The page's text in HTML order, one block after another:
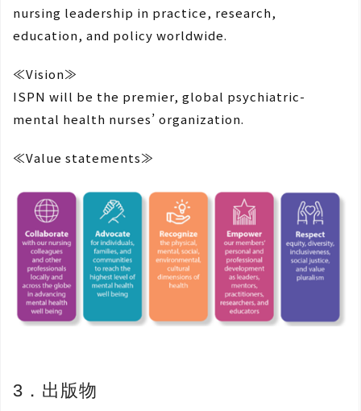
nursing leadership in practice, research,
education, and policy worldwide.
≪Vision≫
ISPN will be the premier, global psychiatric-
mental health nurses’ organization.
≪Value statements≫
3．出版物